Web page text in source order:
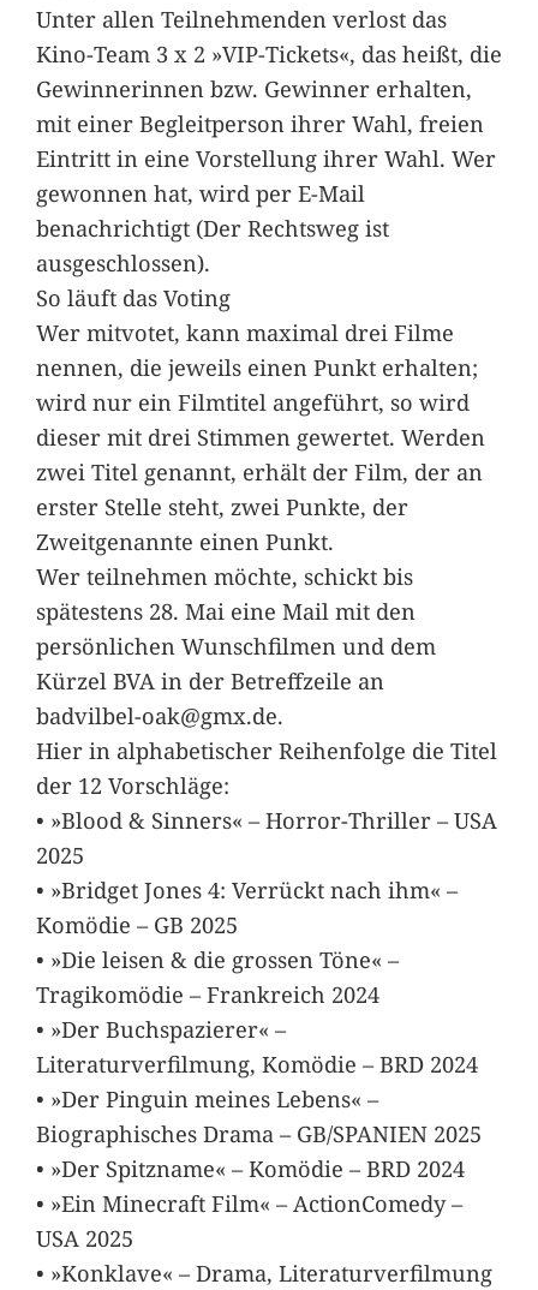
Unter allen Teilnehmenden verlost das
Kino-Team 3 x 2 »VIP-Tickets«, das heißt, die
Gewinnerinnen bzw. Gewinner erhalten,
mit einer Begleitperson ihrer Wahl, freien
Eintritt in eine Vorstellung ihrer Wahl. Wer
gewonnen hat, wird per E-Mail
benachrichtigt (Der Rechtsweg ist
ausgeschlossen).
So läuft das Voting
Wer mitvotet, kann maximal drei Filme
nennen, die jeweils einen Punkt erhalten;
wird nur ein Filmtitel angeführt, so wird
dieser mit drei Stimmen gewertet. Werden
zwei Titel genannt, erhält der Film, der an
erster Stelle steht, zwei Punkte, der
Zweitgenannte einen Punkt.
Wer teilnehmen möchte, schickt bis
spätestens 28. Mai eine Mail mit den
persönlichen Wunschfilmen und dem
Kürzel BVA in der Betreffzeile an
badvilbel-oak@gmx.de.
Hier in alphabetischer Reihenfolge die Titel
der 12 Vorschläge:
• »Blood & Sinners« – Horror-Thriller – USA
2025
• »Bridget Jones 4: Verrückt nach ihm« –
Komödie – GB 2025
• »Die leisen & die grossen Töne« –
Tragikomödie – Frankreich 2024
• »Der Buchspazierer« –
Literaturverfilmung, Komödie – BRD 2024
• »Der Pinguin meines Lebens« –
Biographisches Drama – GB/SPANIEN 2025
• »Der Spitzname« – Komödie – BRD 2024
• »Ein Minecraft Film« – ActionComedy –
USA 2025
• »Konklave« – Drama, Literaturverfilmung